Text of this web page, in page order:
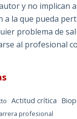
y no implican
a la que pueda
problema de
al profesional
Actitud crítica
profesional